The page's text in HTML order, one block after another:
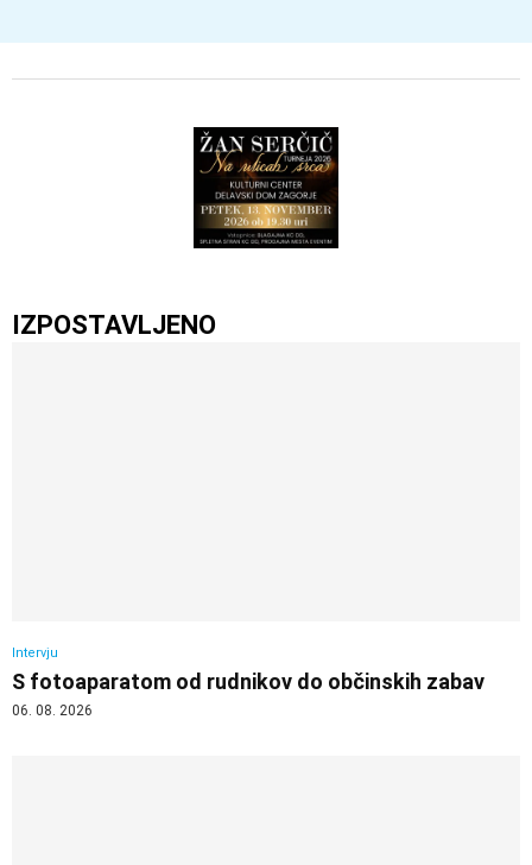
IZPOSTAVLJENO
Intervju
S fotoaparatom od rudnikov do občinskih zabav
06. 08. 2026